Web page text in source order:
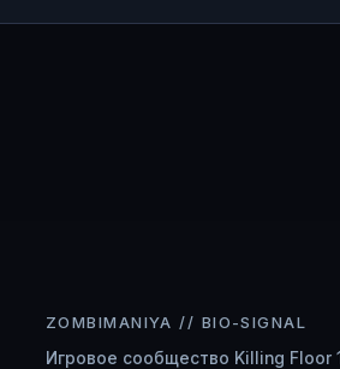
ZOMBIMANIYA // BIO-SIGNAL
Игровое сообщество Killing Floor